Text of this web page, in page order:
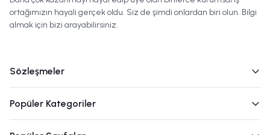
ortağımızın hayali gerçek oldu. Siz de şimdi onlardan biri olun. Bilgi
almak için bizi arayabilirsiniz.
Sözleşmeler
Popüler Kategoriler